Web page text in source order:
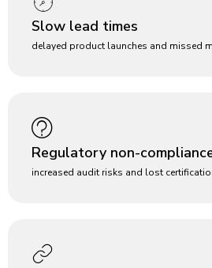
Slow lead times
delayed product launches and missed
Regulatory non-
increased audit risks and lost